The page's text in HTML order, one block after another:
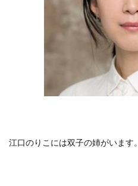
江口のりこには双子の姉がいます。